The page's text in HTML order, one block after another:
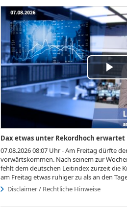
Play
Video
Dax etwas unter Rekordhoch erwartet
07.08.2026 08:07 Uhr - Am Freitag dürfte
vorwärtskommen. Nach seinem zur
fehlt dem deutschen Leitindex zurzeit die
am Freitag etwas ruhiger zu als an den
Disclaimer / Rechtliche Hinweise